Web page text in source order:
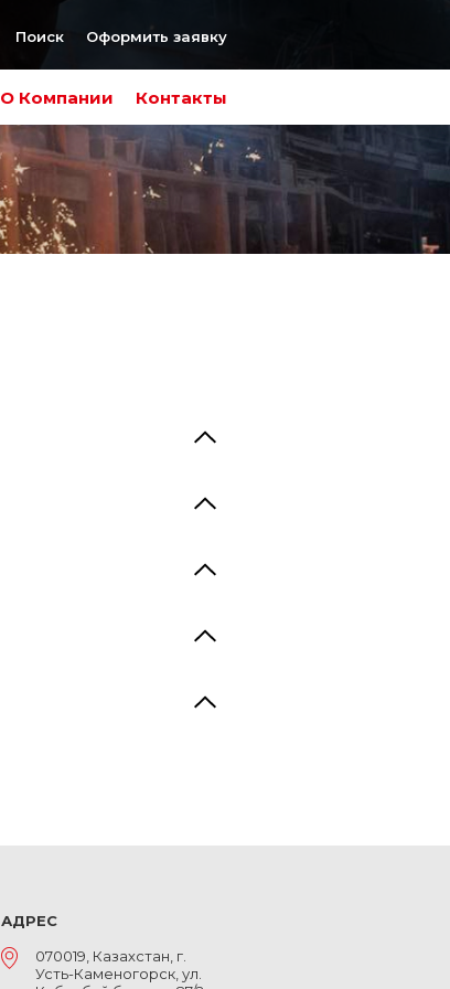
О Компании Контакты
Поиск Оформить заявку
АДРЕС
070019, Казахстан, г.
Усть-Каменогорск, ул.